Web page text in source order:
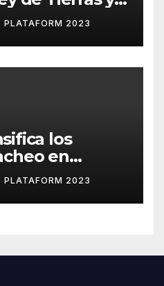
el
del
PLATAFORM 2023
los
en
PLATAFORM 2023